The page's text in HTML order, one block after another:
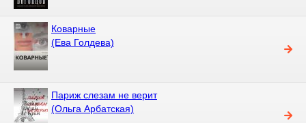
Коварные
(Ева Голдева)
Париж слезам не верит
(Ольга Арбатская)